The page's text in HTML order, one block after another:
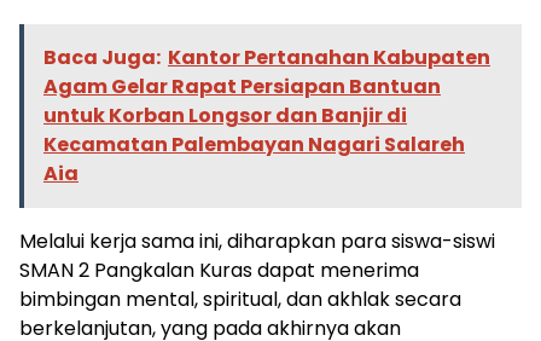
Baca Juga: Kantor Pertanahan Kabupaten
Agam Gelar Rapat Persiapan Bantuan
untuk Korban Longsor dan Banjir di
Kecamatan Palembayan Nagari Salareh
Aia
​Melalui kerja sama ini, diharapkan para siswa-siswi
SMAN 2 Pangkalan Kuras dapat menerima
bimbingan mental, spiritual, dan akhlak secara
berkelanjutan, yang pada akhirnya akan